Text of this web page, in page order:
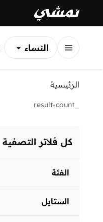
النساء
الرئيسية
كل فلاتر التصفية
الفئة
نساء
الستايل